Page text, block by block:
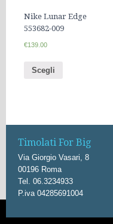
Nike Lunar Edge
553682-009
€139.00
Scegli
Timolati For Big
Via Giorgio Vasari, 8
00196 Roma
Tel. 06.3234933
P.iva 04285691004